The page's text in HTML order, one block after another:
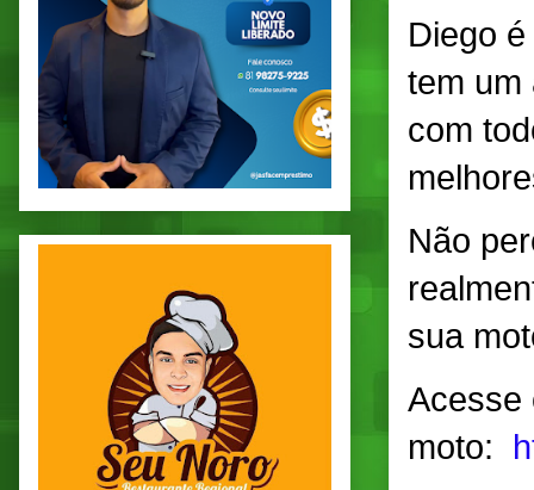
Diego
tem um
com
Não
sua
Acesse
moto: